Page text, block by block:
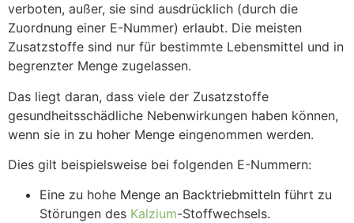
verboten, außer, sie sind ausdrücklich (durch die
Zuordnung einer E-Nummer) erlaubt. Die meisten
Zusatzstoffe sind nur für bestimmte Lebensmittel und in
begrenzter Menge zugelassen.
Das liegt daran, dass viele der Zusatzstoffe
gesundheitsschädliche Nebenwirkungen haben können,
wenn sie in zu hoher Menge eingenommen werden.
Dies gilt beispielsweise bei folgenden E-Nummern:
Eine zu hohe Menge an Backtriebmitteln führt zu
Störungen des Kalzium-Stoffwechsels.